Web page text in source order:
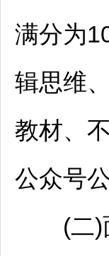
满分为
辑思维
教材、
公众号
(二)